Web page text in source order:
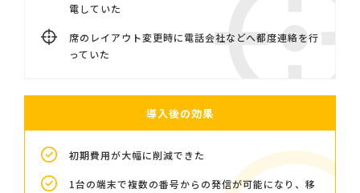
電していた
席のレイアウト変更時に電話会社などへ都度連絡を行
っていた
導入後の効果
初期費用が大幅に削減できた
1台の端末で複数の番号からの発信が可能になり、移